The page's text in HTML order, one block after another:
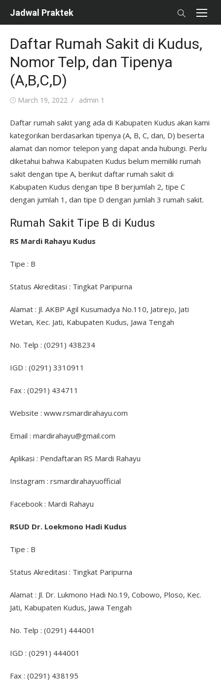
Jadwal Praktek
Daftar Rumah Sakit di Kudus,
Nomor Telp, dan Tipenya
(A,B,C,D)
Posted
March 19, 2022 Author
admin 1
Daftar rumah sakit yang ada di Kabupaten Kudus akan kami
kategorikan berdasarkan tipenya (A, B, C, dan, D) beserta
alamat dan nomor telepon yang dapat anda hubungi. Perlu
diketahui bahwa Kabupaten Kudus belum memiliki rumah
sakit dengan tipe A, berikut daftar rumah sakit di
Kabupaten Kudus dengan tipe B berjumlah 2, tipe C
dengan jumlah 1, dan tipe D dengan jumlah 3 rumah sakit.
Rumah Sakit Tipe B di Kudus
RS Mardi Rahayu Kudus
Tipe : B
Status Akreditasi : Tingkat Paripurna
Alamat : Jl. AKBP Agil Kusumadya No.110, Jatirejo, Jati
Wetan, Kec. Jati, Kabupaten Kudus, Jawa Tengah
No. Telp : (0291) 438234
IGD : (0291) 3310911
Fax : (0291) 434711
Website : www.rsmardirahayu.com
Email : mardirahayu@gmail.com
Aplikasi : Pendaftaran RS Mardi Rahayu
Instagram : rsmardirahayuofficial
Facebook : Mardi Rahayu
RSUD Dr. Loekmono Hadi Kudus
Tipe : B
Status Akreditasi : Tingkat Paripurna
Alamat : Jl. Dr. Lukmono Hadi No.19, Cobowo, Ploso, Kec.
Jati, Kabupaten Kudus, Jawa Tengah
No. Telp : (0291) 444001
IGD : (0291) 444001
Fax : (0291) 438195